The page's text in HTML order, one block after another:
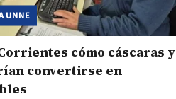
UNNE
cómo cáscaras y
convertirse en